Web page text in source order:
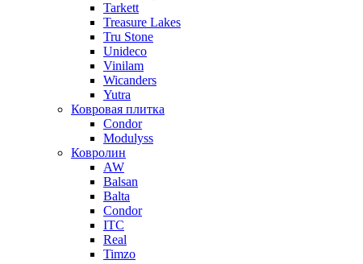
Tarkett
Treasure Lakes
Tru Stone
Unideco
Vinilam
Wicanders
Yutra
Ковровая плитка
Condor
Modulyss
Ковролин
AW
Balsan
Balta
Condor
ITC
Real
Timzo